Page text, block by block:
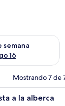
9
semana
16
para el
Mostrando 7 de
Habitación de
a la alberca